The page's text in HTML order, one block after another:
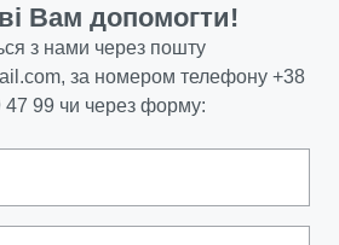
Вам допомогти!
з нами через пошту
, за номером телефону +38
47 99 чи через форму: